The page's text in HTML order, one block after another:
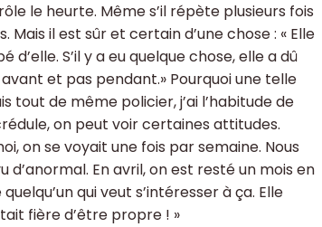
le heurte. Même s’il répète plusieurs fois
Mais il est sûr et certain d’une chose : « Elle
S’il y a eu quelque chose, elle a dû
et pas pendant.» Pourquoi une telle
tout de même policier, j’ai l’habitude de
on peut voir certaines attitudes.
on se voyait une fois par semaine. Nous
En avril, on est resté un mois en
qui veut s’intéresser à ça. Elle
fière d’être propre ! »